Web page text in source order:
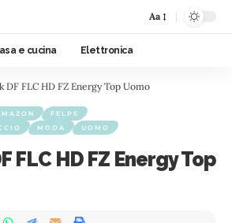
Aa
e cucina Elettronica
DF FLC HD FZ Energy Top Uomo
FELPE
MODA UOMO
FLC HD FZ Energy Top